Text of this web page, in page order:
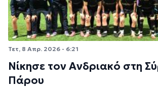
Τετ, 8 Απρ. 2026 - 6:21
Νίκησε τον Ανδριακό στη
Πάρου